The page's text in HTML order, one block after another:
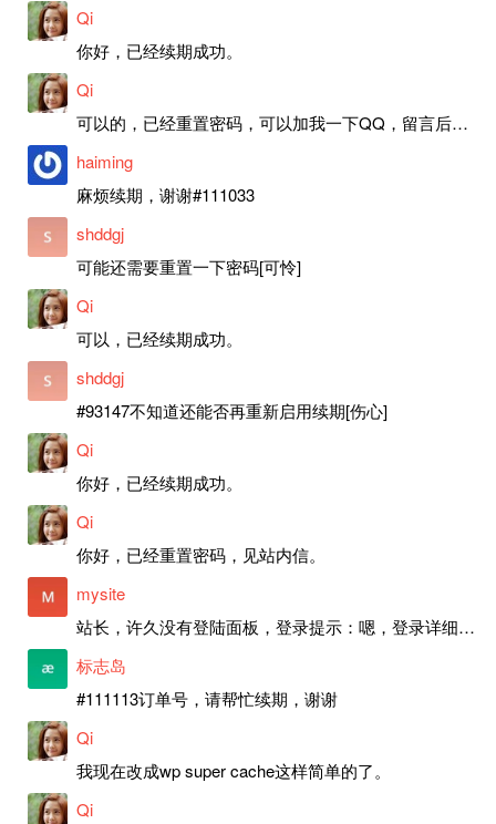
Qi
你好，已经续期成功。
Qi
可以的，已经重置密码，可以加我一下QQ，留言后我就发密码给你。
haiming
麻烦续期，谢谢#111033
shddgj
可能还需要重置一下密码[可怜]
Qi
可以，已经续期成功。
shddgj
#93147不知道还能否再重新启用续期[伤心]
Qi
你好，已经续期成功。
Qi
你好，已经重置密码，见站内信。
mysite
站长，许久没有登陆面板，登录提示：嗯，登录详细信息似乎不正确。请重试。 网站还可以正常使用。如果是密码问题请帮忙重置一下密码。谢谢。订单号：97790，账号：aa20210950。 站长，提交了工单，你回复续期成功，不过我的问题是面部登陆信息有问题，一直是初始密码，现在无法登陆，有时间麻烦排查一下。
标志岛
#111113订单号，请帮忙续期，谢谢
Qi
我现在改成wp super cache这样简单的了。
Qi